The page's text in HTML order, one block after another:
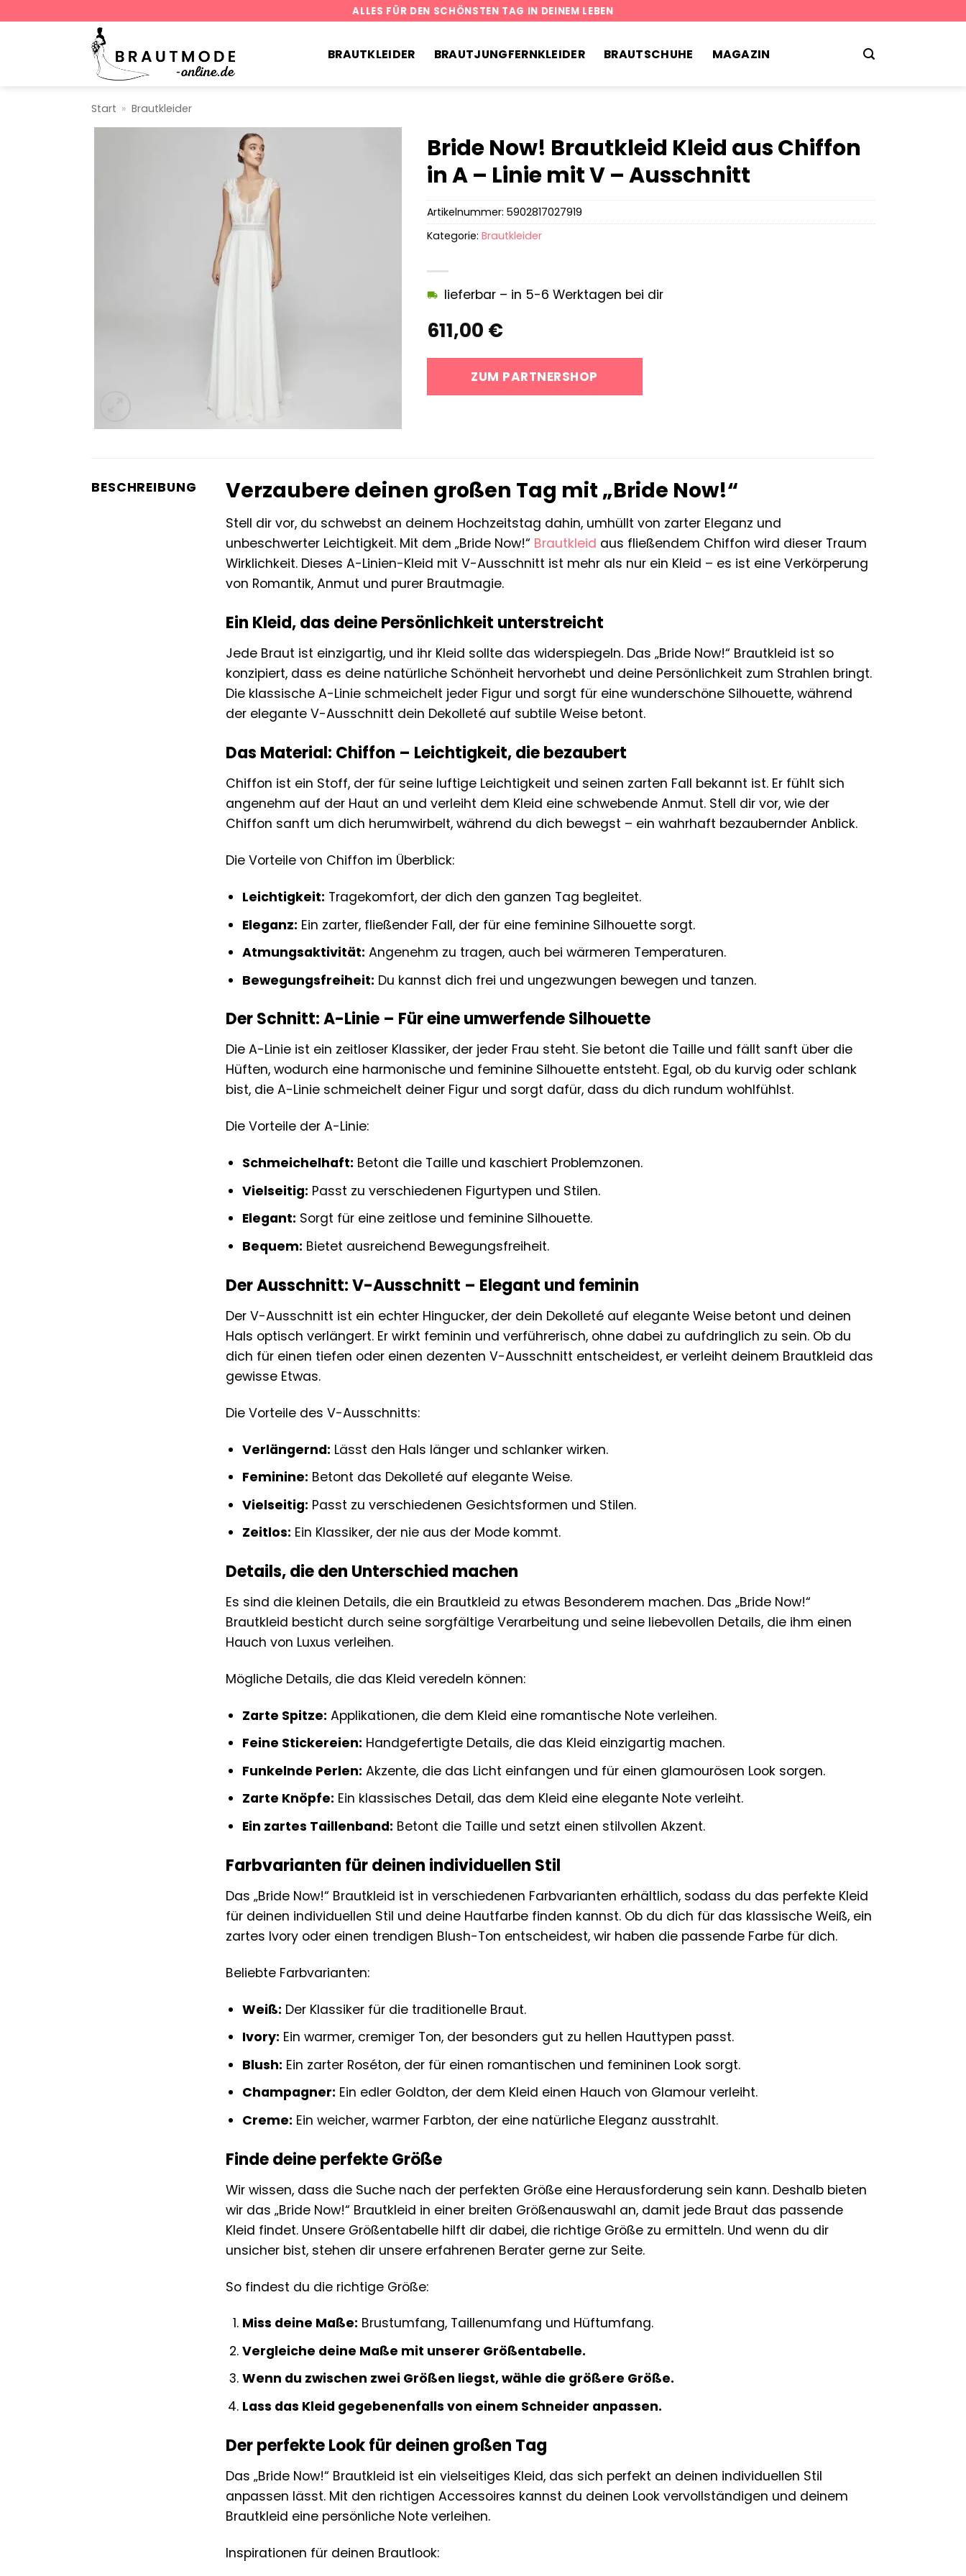
ALLES FÜR DEN SCHÖNSTEN TAG IN DEINEM LEBEN
BRAUTKLEIDER BRAUTJUNGFERNKLEIDER BRAUTSCHUHE MAGAZIN
Start » Brautkleider
Bride Now! Brautkleid Kleid aus Chiffon
in A – Linie mit V – Ausschnitt
611,00 €
lieferbar – in 5-6 Werktagen bei dir
ZUM PARTNERSHOP
Artikelnummer: 5902817027919
Kategorie: Brautkleider
BESCHREIBUNG Verzaubere deinen großen Tag mit „Bride Now!“
Stell dir vor, du schwebst an deinem Hochzeitstag dahin, umhüllt von zarter Eleganz und
unbeschwerter Leichtigkeit. Mit dem „Bride Now!“ Brautkleid aus fließendem Chiffon wird dieser Traum
Wirklichkeit. Dieses A-Linien-Kleid mit V-Ausschnitt ist mehr als nur ein Kleid – es ist eine Verkörperung
von Romantik, Anmut und purer Brautmagie.
Ein Kleid, das deine Persönlichkeit unterstreicht
Jede Braut ist einzigartig, und ihr Kleid sollte das widerspiegeln. Das „Bride Now!“ Brautkleid ist so
konzipiert, dass es deine natürliche Schönheit hervorhebt und deine Persönlichkeit zum Strahlen bringt.
Die klassische A-Linie schmeichelt jeder Figur und sorgt für eine wunderschöne Silhouette, während
der elegante V-Ausschnitt dein Dekolleté auf subtile Weise betont.
Das Material: Chiffon – Leichtigkeit, die bezaubert
Chiffon ist ein Stoff, der für seine luftige Leichtigkeit und seinen zarten Fall bekannt ist. Er fühlt sich
angenehm auf der Haut an und verleiht dem Kleid eine schwebende Anmut. Stell dir vor, wie der
Chiffon sanft um dich herumwirbelt, während du dich bewegst – ein wahrhaft bezaubernder Anblick.
Die Vorteile von Chiffon im Überblick:
Leichtigkeit: Tragekomfort, der dich den ganzen Tag begleitet.
Eleganz: Ein zarter, fließender Fall, der für eine feminine Silhouette sorgt.
Atmungsaktivität: Angenehm zu tragen, auch bei wärmeren Temperaturen.
Bewegungsfreiheit: Du kannst dich frei und ungezwungen bewegen und tanzen.
Der Schnitt: A-Linie – Für eine umwerfende Silhouette
Die A-Linie ist ein zeitloser Klassiker, der jeder Frau steht. Sie betont die Taille und fällt sanft über die
Hüften, wodurch eine harmonische und feminine Silhouette entsteht. Egal, ob du kurvig oder schlank
bist, die A-Linie schmeichelt deiner Figur und sorgt dafür, dass du dich rundum wohlfühlst.
Die Vorteile der A-Linie:
Schmeichelhaft: Betont die Taille und kaschiert Problemzonen.
Vielseitig: Passt zu verschiedenen Figurtypen und Stilen.
Elegant: Sorgt für eine zeitlose und feminine Silhouette.
Bequem: Bietet ausreichend Bewegungsfreiheit.
Der Ausschnitt: V-Ausschnitt – Elegant und feminin
Der V-Ausschnitt ist ein echter Hingucker, der dein Dekolleté auf elegante Weise betont und deinen
Hals optisch verlängert. Er wirkt feminin und verführerisch, ohne dabei zu aufdringlich zu sein. Ob du
dich für einen tiefen oder einen dezenten V-Ausschnitt entscheidest, er verleiht deinem Brautkleid das
gewisse Etwas.
Die Vorteile des V-Ausschnitts:
Verlängernd: Lässt den Hals länger und schlanker wirken.
Feminine: Betont das Dekolleté auf elegante Weise.
Vielseitig: Passt zu verschiedenen Gesichtsformen und Stilen.
Zeitlos: Ein Klassiker, der nie aus der Mode kommt.
Details, die den Unterschied machen
Es sind die kleinen Details, die ein Brautkleid zu etwas Besonderem machen. Das „Bride Now!“
Brautkleid besticht durch seine sorgfältige Verarbeitung und seine liebevollen Details, die ihm einen
Hauch von Luxus verleihen.
Mögliche Details, die das Kleid veredeln können:
Zarte Spitze: Applikationen, die dem Kleid eine romantische Note verleihen.
Feine Stickereien: Handgefertigte Details, die das Kleid einzigartig machen.
Funkelnde Perlen: Akzente, die das Licht einfangen und für einen glamourösen Look sorgen.
Zarte Knöpfe: Ein klassisches Detail, das dem Kleid eine elegante Note verleiht.
Ein zartes Taillenband: Betont die Taille und setzt einen stilvollen Akzent.
Farbvarianten für deinen individuellen Stil
Das „Bride Now!“ Brautkleid ist in verschiedenen Farbvarianten erhältlich, sodass du das perfekte Kleid
für deinen individuellen Stil und deine Hautfarbe finden kannst. Ob du dich für das klassische Weiß, ein
zartes Ivory oder einen trendigen Blush-Ton entscheidest, wir haben die passende Farbe für dich.
Beliebte Farbvarianten:
Weiß: Der Klassiker für die traditionelle Braut.
Ivory: Ein warmer, cremiger Ton, der besonders gut zu hellen Hauttypen passt.
Blush: Ein zarter Roséton, der für einen romantischen und femininen Look sorgt.
Champagner: Ein edler Goldton, der dem Kleid einen Hauch von Glamour verleiht.
Creme: Ein weicher, warmer Farbton, der eine natürliche Eleganz ausstrahlt.
Finde deine perfekte Größe
Wir wissen, dass die Suche nach der perfekten Größe eine Herausforderung sein kann. Deshalb bieten
wir das „Bride Now!“ Brautkleid in einer breiten Größenauswahl an, damit jede Braut das passende
Kleid findet. Unsere Größentabelle hilft dir dabei, die richtige Größe zu ermitteln. Und wenn du dir
unsicher bist, stehen dir unsere erfahrenen Berater gerne zur Seite.
So findest du die richtige Größe:
Miss deine Maße: Brustumfang, Taillenumfang und Hüftumfang.
Vergleiche deine Maße mit unserer Größentabelle.
Wenn du zwischen zwei Größen liegst, wähle die größere Größe.
Lass das Kleid gegebenenfalls von einem Schneider anpassen.
Der perfekte Look für deinen großen Tag
Das „Bride Now!“ Brautkleid ist ein vielseitiges Kleid, das sich perfekt an deinen individuellen Stil
anpassen lässt. Mit den richtigen Accessoires kannst du deinen Look vervollständigen und deinem
Brautkleid eine persönliche Note verleihen.
Inspirationen für deinen Brautlook: